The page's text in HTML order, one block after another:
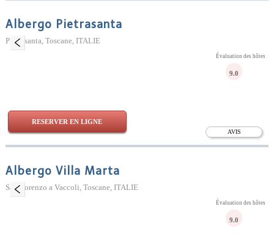
Albergo Pietrasanta
Pietrasanta, Toscane, ITALIE
AVIS
Évaluation des hôtes
9.0
RESERVER EN LIGNE
Albergo Villa Marta
San Lorenzo a Vaccoli, Toscane, ITALIE
Évaluation des hôtes
9.0